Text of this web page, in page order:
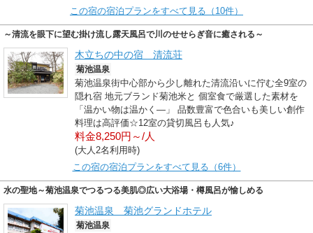
この宿の宿泊プランをすべて見る（10件）
～清流を眼下に望む掛け流し露天風呂で川のせせらぎ音に癒される～
木立ちの中の宿 清流荘
菊池温泉
菊池温泉街中心部から少し離れた清流沿いに佇む全9室の
隠れ宿 地元ブランド菊池米と 個室食で厳選した素材を
「温かい物は温かく―」 品数豊富で色合いも美しい創作
料理は高評価☆12室の貸切風呂も人気♪
料金8,250円～/人
(大人2名利用時)
この宿の宿泊プランをすべて見る（6件）
水の聖地～菊池温泉でつるつる美肌◎広い大浴場・樽風呂が愉しめる
菊池温泉 菊池グランドホテル
菊池温泉